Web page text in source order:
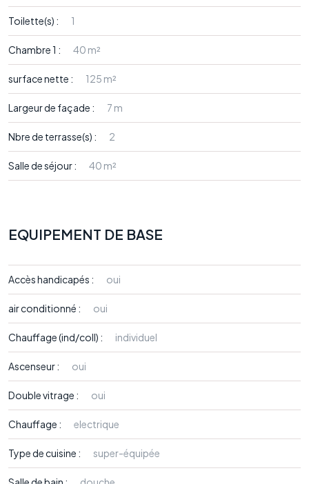
Toilette(s) : 1
Chambre 1 : 40 m²
surface nette : 125 m²
Largeur de façade : 7 m
Nbre de terrasse(s) : 2
Salle de séjour : 40 m²
EQUIPEMENT DE BASE
Accès handicapés : oui
air conditionné : oui
Chauffage (ind/coll) : individuel
Ascenseur : oui
Double vitrage : oui
Chauffage : electrique
Type de cuisine : super-équipée